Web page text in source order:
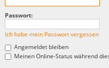
Passwort:
Ich habe mein Passwort vergessen
Angemeldet bleiben
Meinen Online-Status während